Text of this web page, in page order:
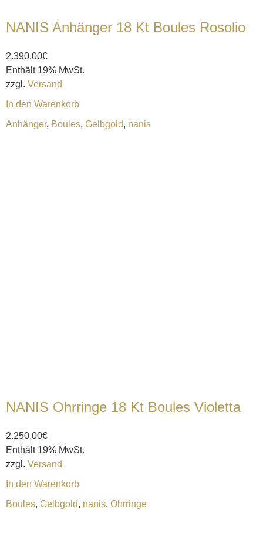
NANIS Anhänger 18 Kt Boules Rosolio
2.390,00€
Enthält 19% MwSt.
zzgl. Versand
In den Warenkorb
Anhänger, Boules, Gelbgold, nanis
NANIS Ohrringe 18 Kt Boules Violetta
2.250,00€
Enthält 19% MwSt.
zzgl. Versand
In den Warenkorb
Boules, Gelbgold, nanis, Ohrringe